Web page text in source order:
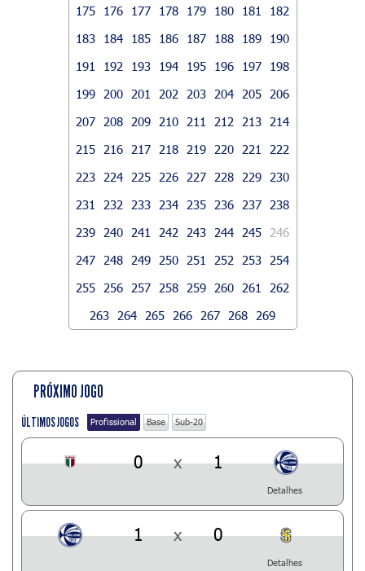
175
176 177 178 179 180 181
182
183
184 185 186 187 188 189
190
191
192 193 194 195 196 197
198
199
200 201 202 203 204 205
206
207
208 209 210 211 212 213
214
215
216 217 218 219 220 221
222
223
224 225 226 227 228 229
230
231
232 233 234 235 236 237
238
239
240 241 242 243 244 245
246
247
248 249 250 251 252 253
254
255
256 257 258 259 260 261
262
263
264 265 266 267 268 269
PRÓXIMO JOGO
ÚLTIMOS JOGOS Profissional Base Sub-20
0 x 1
Detalhes
1 x 0
Detalhes